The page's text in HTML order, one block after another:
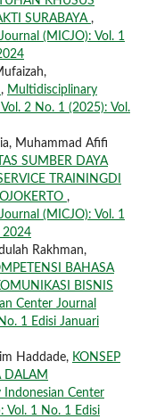
SURABAYA ,
(MICJO): Vol. 1
, Multidisciplinary
2 No. 1 (2025): Vol.
Muhammad Afifi
SUMBER DAYA
TRAININGDI
,
(MICJO): Vol. 1
2024
Rakhman,
BAHASA
BISNIS
Center Journal
1 Edisi Januari
Haddade, KONSEP
DALAM
Center
Vol. 1 No. 1 Edisi